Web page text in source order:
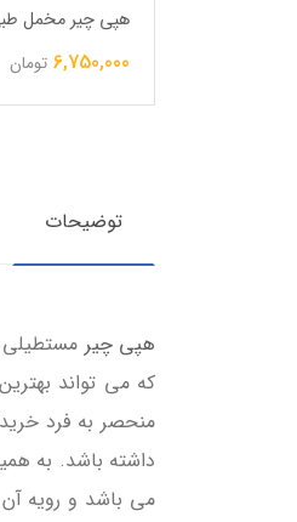
هپی چیر مخمل
6,750,000 تومان
توضیحات
هپی چیر مستطیلی
که می تواند
منحصر به فرد
داشته باشد. به
می باشد و رویه